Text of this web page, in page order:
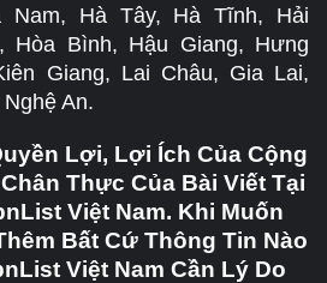
Nam, Hà Tây, Hà Tĩnh, Hải
Hòa Bình, Hậu Giang, Hưng
Giang, Lai Châu, Gia Lai,
An.
Lợi, Lợi Ích Của Cộng
Thực Của Bài Viết Tại
Việt Nam. Khi Muốn
Bất Cứ Thông Tin Nào
Việt Nam Cần Lý Do